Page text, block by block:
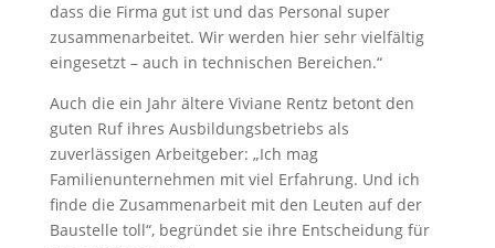
dass die Firma gut ist und das Personal super
zusammenarbeitet. Wir werden hier sehr vielfältig
eingesetzt – auch in technischen Bereichen.“
Auch die ein Jahr ältere Viviane Rentz betont den
guten Ruf ihres Ausbildungsbetriebs als
zuverlässigen Arbeitgeber: „Ich mag
Familienunternehmen mit viel Erfahrung. Und ich
finde die Zusammenarbeit mit den Leuten auf der
Baustelle toll“, begründet sie ihre Entscheidung für